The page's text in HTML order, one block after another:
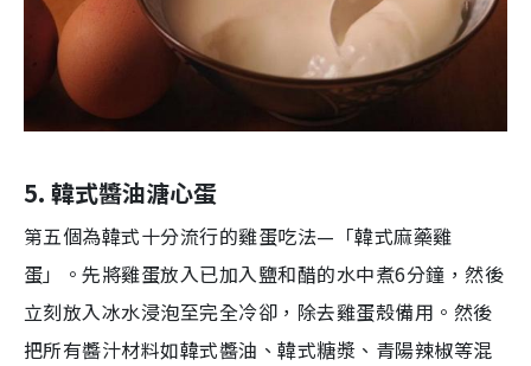
5. 韓式醬油溏心蛋
第五個為韓式十分流行的雞蛋吃法— 「韓式麻藥雞
蛋」。先將雞蛋放入已加入鹽和醋的水中煮6分鐘，然後
立刻放入冰水浸泡至完全冷卻，除去雞蛋殼備用。然後
把所有醬汁材料如韓式醬油、韓式糖漿、青陽辣椒等混